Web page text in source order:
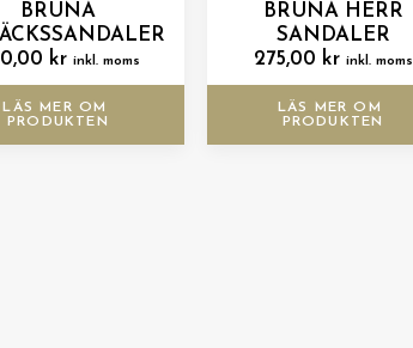
BRUNA
kr inkl. moms
LÄS MER OM
PRODUKTEN
BRUNA HERR
SANDALER
275,00 kr inkl. moms
LÄS MER OM
PRODUKTEN